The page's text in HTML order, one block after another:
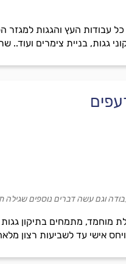
עבודות העץ והגגות למגזר
גגות, בניית צימרים ועוד.. שרות
מוחמד, מתמחים בתיקון
אישי עד לשביעות רצון
וגם עשה דברים נוספים שגילה